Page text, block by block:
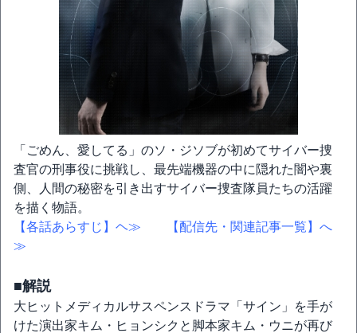
「ごめん、愛してる」のソ・ジソブが初めてサイバー捜
査官の刑事役に挑戦し、最先端機器の中に隠れた闇や裏
側、人間の秘密を引き出すサイバー捜査隊員たちの活躍
を描く物語。
【各話あらすじ】ヘ≫
【配信先・関連記事一覧】へ
≫
■解説
大ヒットメディカルサスペンスドラマ「サイン」を手が
けた演出家キム・ヒョンシクと脚本家キム・ウニが再び